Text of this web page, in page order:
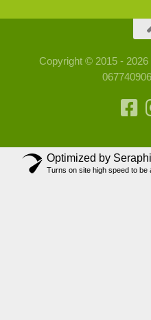
Copyright © 2015 - 2026
Optimized by
Turns on site high speed to be